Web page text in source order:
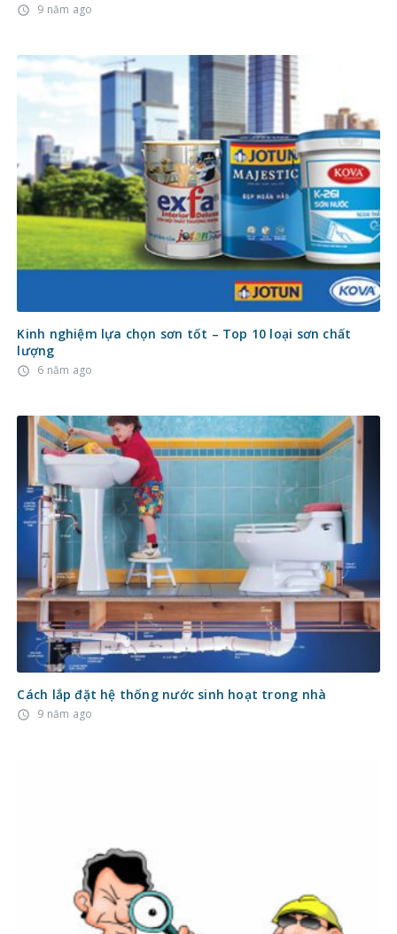
access_time 9 năm ago
Kinh nghiệm lựa chọn sơn tốt – Top 10 loại sơn chất
lượng
access_time 6 năm ago
Cách lắp đặt hệ thống nước sinh hoạt trong nhà
access_time 9 năm ago